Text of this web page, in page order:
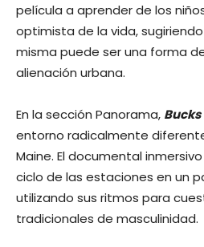
película a aprender de los
optimista de la vida,
misma puede ser una forma
alienación urbana.
En la sección Panorama,
entorno radicalmente
Maine. El documental
ciclo de las estaciones en un
utilizando sus ritmos para
tradicionales de masculinidad.